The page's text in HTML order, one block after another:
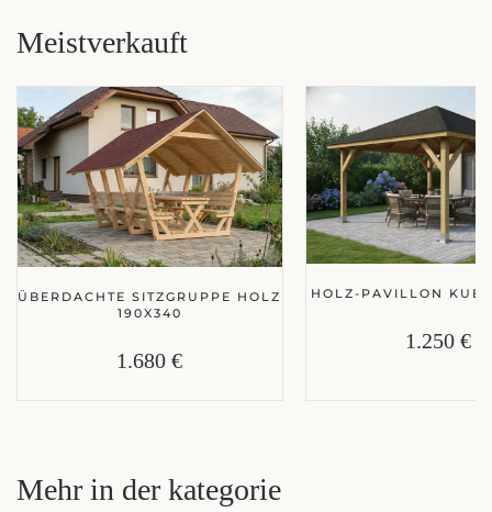
Meistverkauft
ÜBERDACHTE SITZGRUPPE HOLZ
190X340
1.680 €
HOLZ-PAVILLON
1.250 €
Mehr in der kategorie